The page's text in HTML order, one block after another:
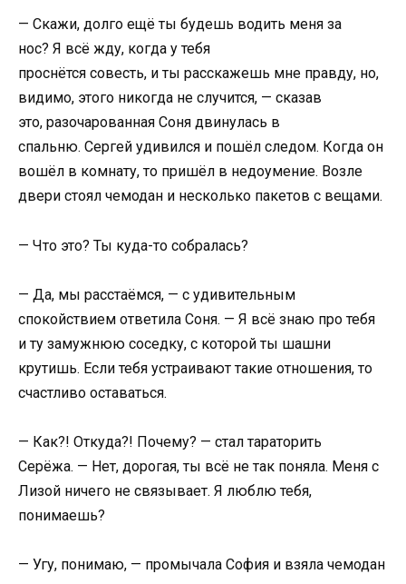
— Скажи, долго ещё ты будешь водить меня за
нос? Я всё жду, когда у тебя
проснётся совесть, и ты расскажешь мне правду, но,
видимо, этого никогда не случится, — сказав
это, разочарованная Соня двинулась в
спальню. Сергей удивился и пошёл следом. Когда он
вошёл в комнату, то пришёл в недоумение. Возле
двери стоял чемодан и несколько пакетов с вещами.
— Что это? Ты куда-то собралась?
— Да, мы расстаёмся, — с удивительным
спокойствием ответила Соня. — Я всё знаю про тебя
и ту замужнюю соседку, с которой ты шашни
крутишь. Если тебя устраивают такие отношения, то
счастливо оставаться.
— Как?! Откуда?! Почему? — стал тараторить
Серёжа. — Нет, дорогая, ты всё не так поняла. Меня с
Лизой ничего не связывает. Я люблю тебя,
понимаешь?
— Угу, понимаю, — промычала София и взяла чемодан